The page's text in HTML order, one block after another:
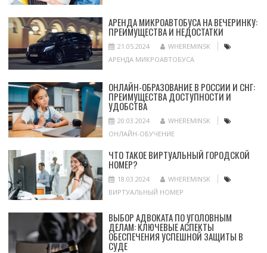
АРЕНДА МИКРОАВТОБУСА НА ВЕЧЕРИНКУ:
ПРЕИМУЩЕСТВА И НЕДОСТАТКИ
21.05.2024
WHEREMINSK
АРЕНДА МИКРОАВТОБУСА
ОНЛАЙН-ОБРАЗОВАНИЕ В РОССИИ И СНГ:
ПРЕИМУЩЕСТВА ДОСТУПНОСТИ И
УДОБСТВА
20.03.2024
WHEREMINSK
ОНЛАЙН-ОБУЧЕНИЕ
ЧТО ТАКОЕ ВИРТУАЛЬНЫЙ ГОРОДСКОЙ
НОМЕР?
18.03.2024
WHEREMINSK
ВИРТУАЛЬНЫЙ НОМЕР
ВЫБОР АДВОКАТА ПО УГОЛОВНЫМ
ДЕЛАМ: КЛЮЧЕВЫЕ АСПЕКТЫ
ОБЕСПЕЧЕНИЯ УСПЕШНОЙ ЗАЩИТЫ В
СУДЕ